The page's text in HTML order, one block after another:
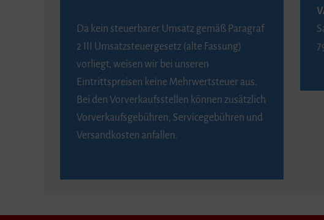
Da kein steuerbarer Umsatz gemäß Paragraf
2 III Umsatzsteuergesetz (alte Fassung)
vorliegt, weisen wir bei unseren
Eintrittspreisen keine Mehrwertsteuer aus.
Bei den Vorverkaufsstellen können zusätzlich
Vorverkaufsgebühren, Servicegebühren und
Versandkosten anfallen.